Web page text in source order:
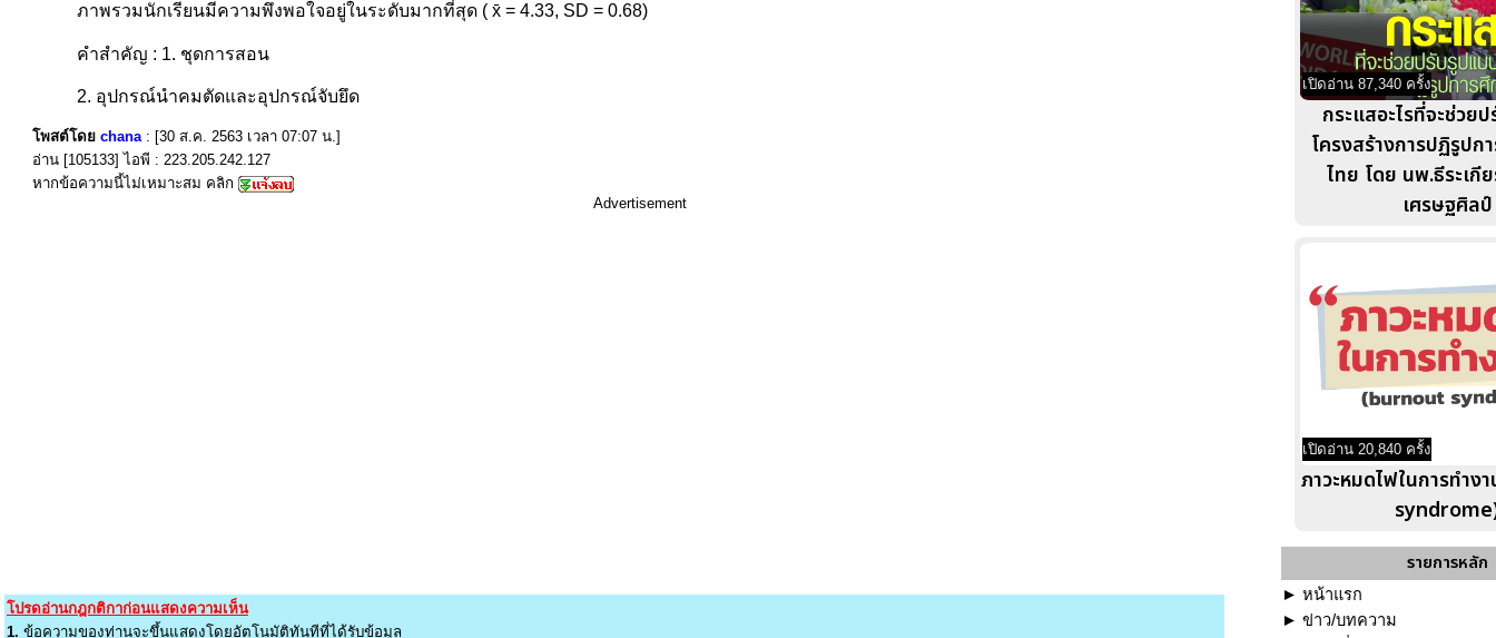
ภาพรวมนักเรียนมีความพึงพอใจอยู่ในระดับมากที่สุด ( x̄ = 4.33, SD = 0.68)
คำสำคัญ : 1. ชุดการสอน
2. อุปกรณ์นำคมตัดและอุปกรณ์จับยึด
โพสต์โดย chana : [30 ส.ค. 2563 เวลา 07:07 น.]
อ่าน [105133] ไอพี : 223.205.242.127
หากข้อความนี้ไม่เหมาะสม คลิก
Advertisement
โปรดอ่านกฎกติกาก่อนแสดงความเห็น
1. ข้อความของท่านจะขึ้นแสดงโดยอัตโนมัติทันทีที่ได้รับข้อมูล
เปิดอ่าน 87,340 ครั้ง
กระแสอะไรที่จะช่วย
โครงสร้างการปฏิรูปก
ไทย โดย นพ.ธีระเกี
เศรษฐศิลป์
เปิดอ่าน 20,840 ครั้ง
ภาวะหมดไฟในการทำ
รายการหลัก
► หน้าแรก
► ข่าว/บทความ